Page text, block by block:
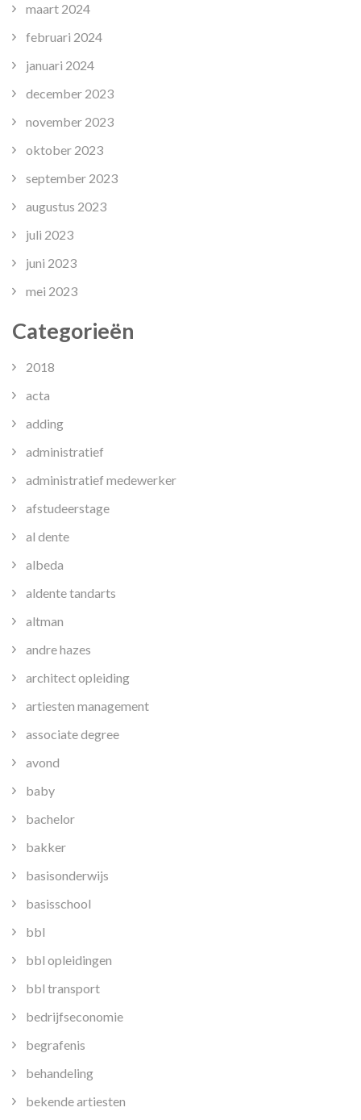
maart 2024
februari 2024
januari 2024
december 2023
november 2023
oktober 2023
september 2023
augustus 2023
juli 2023
juni 2023
mei 2023
Categorieën
2018
acta
adding
administratief
administratief medewerker
afstudeerstage
al dente
albeda
aldente tandarts
altman
andre hazes
architect opleiding
artiesten management
associate degree
avond
baby
bachelor
bakker
basisonderwijs
basisschool
bbl
bbl opleidingen
bbl transport
bedrijfseconomie
begrafenis
behandeling
bekende artiesten